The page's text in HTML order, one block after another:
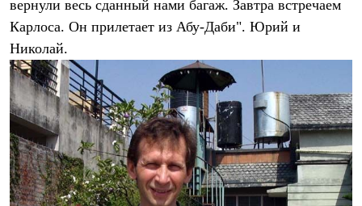
Брюки
Детская одежда
Утепленная пухом
Комбинезоны
Куртки
Брюки
Утепленная синтетикой
Комбинезоны
Куртки
Брюки
Лёгкая одежда
Футболки
Толстовки
вернули весь сданный нами багаж. Завтра встречаем
Карлоса. Он прилетает из Абу-Даби". Юрий и
Николай.